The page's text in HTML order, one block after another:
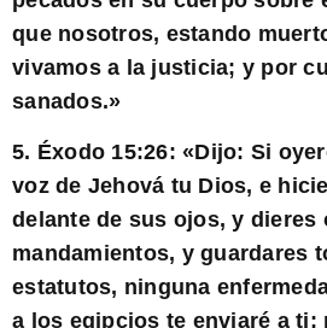
que nosotros, estando
vivamos a la justicia; y por
sanados.»
5. Éxodo 15:26: «Dijo: Si
voz de Jehová tu Dios, e
delante de sus ojos, y dieres
mandamientos, y guardares
estatutos, ninguna
a los egipcios te enviaré a ti;